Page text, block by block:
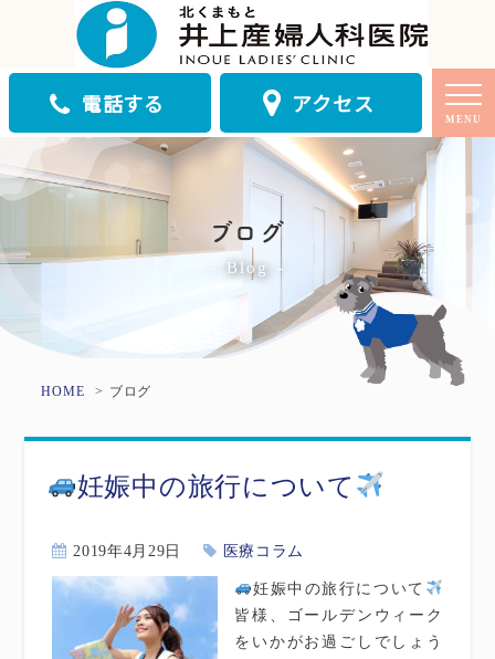
MENU
電話する アクセス
ブログ
Blog
HOME ブログ
妊娠中の旅行について
2019年4月29日 医療コラム
妊娠中の旅行について
皆様、ゴールデンウィーク
をいかがお過ごしでしょう